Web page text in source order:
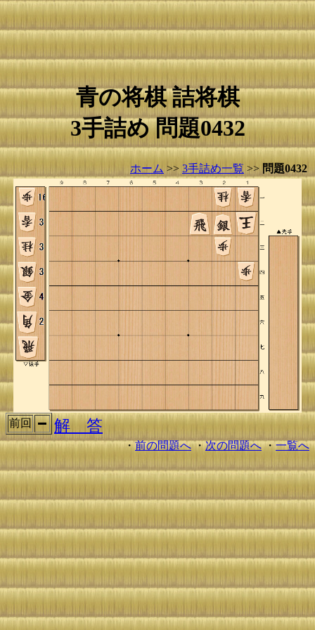
青の将棋 詰将棋
3手詰め 問題0432
ホーム >> 3手詰め一覧 >> 問題0432
前回 解 答
・前の問題へ・次の問題へ・一覧へ